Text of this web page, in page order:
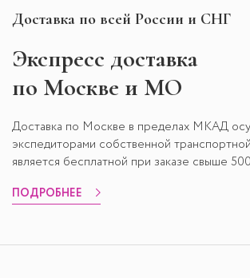
Доставка по всей России и СНГ
Экспресс доставка
по Москве и МО
Доставка по Москве в пределах МКАД
экспедиторами собственной
является бесплатной при заказе свыше
ПОДРОБНЕЕ